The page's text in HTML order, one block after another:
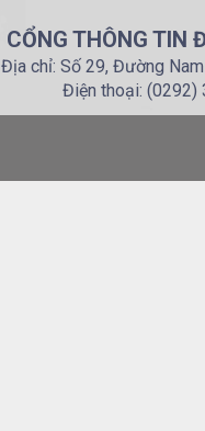
CỔNG THÔNG TIN
Địa chỉ: Số 29, Đường
Điện thoại: (0292)